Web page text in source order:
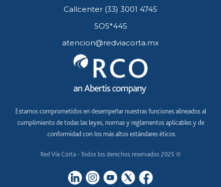
Estamos comprometidos en desempeñar nuestras funciones alineados al
cumplimiento de todas las leyes, normas y reglamentos aplicables y de
conformidad con los más altos estándares éticos.
© 2025 Red Vía Corta - Todos los derechos reservados
Callcenter (33) 3001 4745
SOS*445
atencion@redviacorta.mx